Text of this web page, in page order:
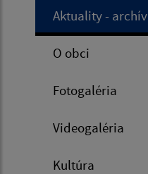
Aktuality - archív
O obci
Fotogaléria
Videogaléria
Kultúra